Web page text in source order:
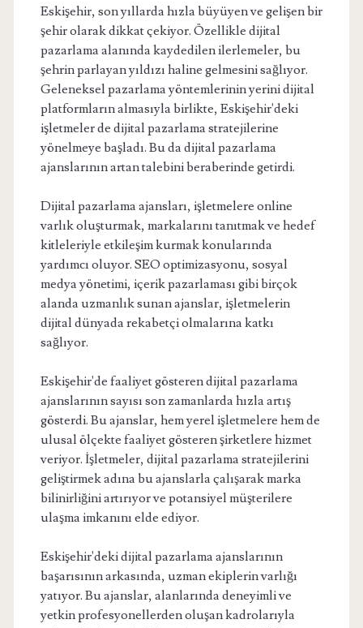
Eskişehir, son yıllarda hızla büyüyen ve gelişen bir
şehir olarak dikkat çekiyor. Özellikle dijital
pazarlama alanında kaydedilen ilerlemeler, bu
şehrin parlayan yıldızı haline gelmesini sağlıyor.
Geleneksel pazarlama yöntemlerinin yerini dijital
platformların almasıyla birlikte, Eskişehir'deki
işletmeler de dijital pazarlama stratejilerine
yönelmeye başladı. Bu da dijital pazarlama
ajanslarının artan talebini beraberinde getirdi.
Dijital pazarlama ajansları, işletmelere online
varlık oluşturmak, markalarını tanıtmak ve hedef
kitleleriyle etkileşim kurmak konularında
yardımcı oluyor. SEO optimizasyonu, sosyal
medya yönetimi, içerik pazarlaması gibi birçok
alanda uzmanlık sunan ajanslar, işletmelerin
dijital dünyada rekabetçi olmalarına katkı
sağlıyor.
Eskişehir'de faaliyet gösteren dijital pazarlama
ajanslarının sayısı son zamanlarda hızla artış
gösterdi. Bu ajanslar, hem yerel işletmelere hem de
ulusal ölçekte faaliyet gösteren şirketlere hizmet
veriyor. İşletmeler, dijital pazarlama stratejilerini
geliştirmek adına bu ajanslarla çalışarak marka
bilinirliğini artırıyor ve potansiyel müşterilere
ulaşma imkanını elde ediyor.
Eskişehir'deki dijital pazarlama ajanslarının
başarısının arkasında, uzman ekiplerin varlığı
yatıyor. Bu ajanslar, alanlarında deneyimli ve
yetkin profesyonellerden oluşan kadrolarıyla